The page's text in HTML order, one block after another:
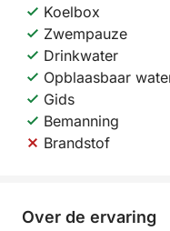
Koelbox
Zwempauze
Drinkwater
Opblaasbaar
Gids
Bemanning
Brandstof
Over de ervaring